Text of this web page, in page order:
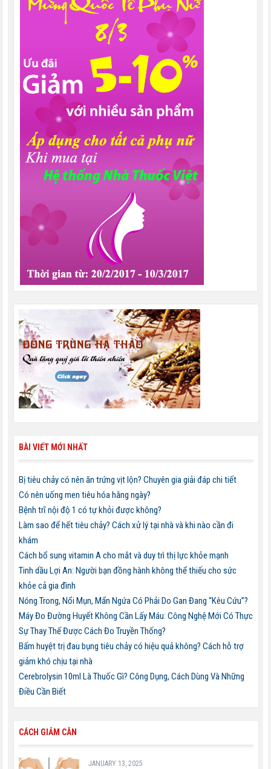
BÀI VIẾT MỚI NHẤT
Bị tiêu chảy có nên ăn trứng vịt lộn? Chuyên gia giải đáp chi tiết
Có nên uống men tiêu hóa hằng ngày?
Bệnh trĩ nội độ 1 có tự khỏi được không?
Làm sao để hết tiêu chảy? Cách xử lý tại nhà và khi nào cần đi
khám
Cách bổ sung vitamin A cho mắt và duy trì thị lực khỏe mạnh
Tinh dầu Lợi An: Người bạn đồng hành không thể thiếu cho sức
khỏe cả gia đình
Nóng Trong, Nổi Mụn, Mẩn Ngứa Có Phải Do Gan Đang “Kêu Cứu”?
Máy Đo Đường Huyết Không Cần Lấy Máu: Công Nghệ Mới Có Thực
Sự Thay Thế Được Cách Đo Truyền Thống?
Bấm huyệt trị đau bụng tiêu chảy có hiệu quả không? Cách hỗ trợ
giảm khó chịu tại nhà
Cerebrolysin 10ml Là Thuốc Gì? Công Dụng, Cách Dùng Và Những
Điều Cần Biết
CÁCH GIẢM CÂN
JANUARY 13, 2025